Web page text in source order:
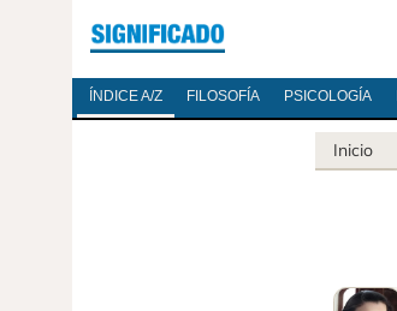
ÍNDICE A/Z FILOSOFÍA PSICOLOGÍA
Inicio